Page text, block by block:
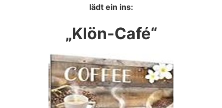
lädt ein ins:
„Klön-Café“